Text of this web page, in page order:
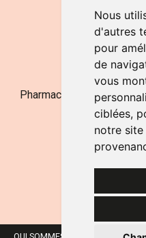
Nous
d'autres
pour
de
vous
ciblées,
notre
de
NOUS
Pharmacie Jufarma -
Entreprise